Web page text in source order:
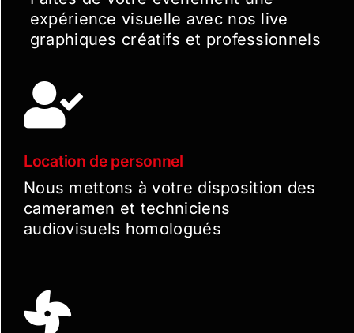
expérience visuelle avec nos live
graphiques créatifs et professionnels
Location de personnel
Nous mettons à votre disposition des
cameramen et techniciens
audiovisuels homologués